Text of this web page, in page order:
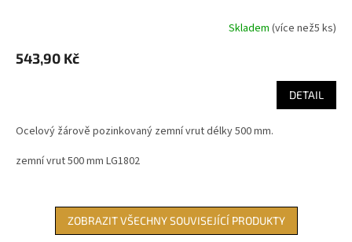
Skladem (více než5 ks)
543,90 Kč
DETAIL
Ocelový žárově pozinkovaný zemní vrut délky 500 mm.
zemní vrut 500 mm LG1802
ZOBRAZIT VŠECHNY SOUVISEJÍCÍ PRODUKTY